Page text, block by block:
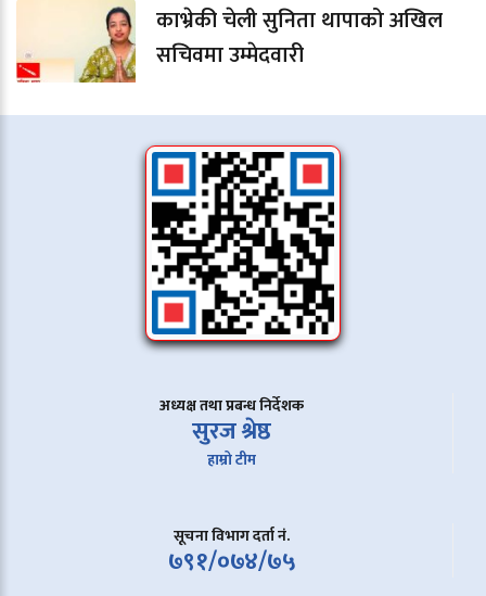
काभ्रेकी चेली सुनिता थापाको अखिल
सचिवमा उम्मेदवारी
अध्यक्ष तथा प्रबन्ध निर्देशक
सुरज श्रेष्ठ
हाम्रो टीम
सूचना विभाग दर्ता नं.
७९१/०७४/७५